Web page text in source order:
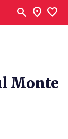
search location_on favorite
Monte